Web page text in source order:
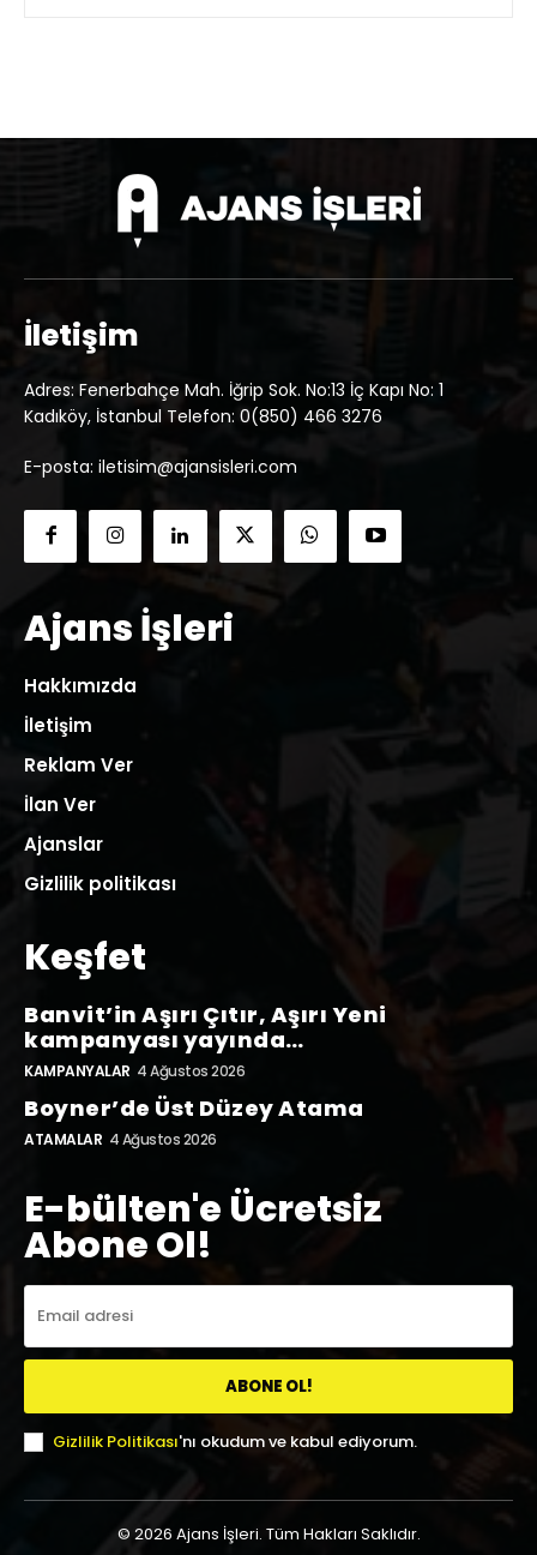
İletişim
Adres: Fenerbahçe Mah. İğrip Sok. No:13 İç Kapı No: 1
Kadıköy, İstanbul Telefon: 0(850) 466 3276
E-posta: iletisim@ajansisleri.com
Ajans İşleri
Hakkımızda
İletişim
Reklam Ver
İlan Ver
Ajanslar
Gizlilik politikası
Keşfet
Banvit’in Aşırı Çıtır, Aşırı Yeni
kampanyası yayında…
KAMPANYALAR 4 Ağustos 2026
Boyner’de Üst Düzey Atama
ATAMALAR 4 Ağustos 2026
E-bülten'e Ücretsiz
Abone Ol!
ABONE OL!
Gizlilik Politikası'nı okudum ve kabul ediyorum.
© 2026 Ajans İşleri. Tüm Hakları Saklıdır.